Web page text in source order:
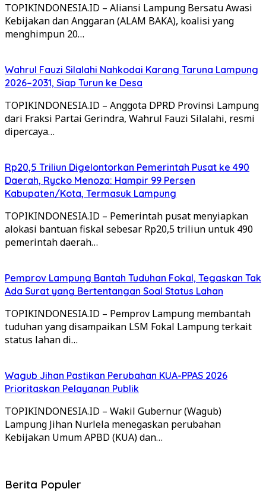
TOPIKINDONESIA.ID – Aliansi Lampung Bersatu Awasi
Kebijakan dan Anggaran (ALAM BAKA), koalisi yang
menghimpun 20…
Wahrul Fauzi Silalahi Nahkodai Karang Taruna Lampung
2026–2031, Siap Turun ke Desa
TOPIKINDONESIA.ID – Anggota DPRD Provinsi Lampung
dari Fraksi Partai Gerindra, Wahrul Fauzi Silalahi, resmi
dipercaya…
Rp20,5 Triliun Digelontorkan Pemerintah Pusat ke 490
Daerah, Rycko Menoza: Hampir 99 Persen
Kabupaten/Kota, Termasuk Lampung
TOPIKINDONESIA.ID – Pemerintah pusat menyiapkan
alokasi bantuan fiskal sebesar Rp20,5 triliun untuk 490
pemerintah daerah…
Pemprov Lampung Bantah Tuduhan Fokal, Tegaskan Tak
Ada Surat yang Bertentangan Soal Status Lahan
TOPIKINDONESIA.ID – Pemprov Lampung membantah
tuduhan yang disampaikan LSM Fokal Lampung terkait
status lahan di…
Wagub Jihan Pastikan Perubahan KUA-PPAS 2026
Prioritaskan Pelayanan Publik
TOPIKINDONESIA.ID – Wakil Gubernur (Wagub)
Lampung Jihan Nurlela menegaskan perubahan
Kebijakan Umum APBD (KUA) dan…
Berita Populer